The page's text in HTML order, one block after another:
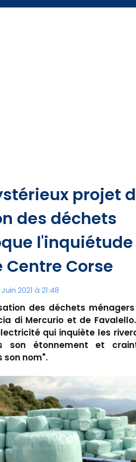
projet
des déchets
Corse
2021 à 21:48
des déchets
di Mercurio et de
qui inquiète les
son étonnement et
son nom".